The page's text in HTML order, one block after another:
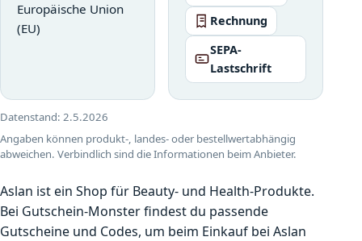
Europäische Union
(EU)
Rechnung
SEPA-
Lastschrift
Datenstand: 2.5.2026
Angaben können produkt-, landes- oder bestellwertabhängig
abweichen. Verbindlich sind die Informationen beim Anbieter.
Aslan ist ein Shop für Beauty- und Health-Produkte.
Bei Gutschein-Monster findest du passende
Gutscheine und Codes, um beim Einkauf bei Aslan